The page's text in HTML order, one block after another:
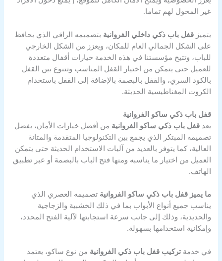
غير المخول لهم تماما.
يتميزقفل باب ذكي داخلي الفروانية بتصميمه الراقي الذي يحافظ
على الشكل الجمالي العام للمكان، ويعزز من الشكل الخارجي
للباب، وتتيح مؤسستنا في هذه الخدمة خيارات أقفال متعددة
للعميل حتى يتمكن من اختيار القفل المناسب وتتنوع بين القفل
بالكود السري، والقفل بالبصمة بالإضافة إلى القفل باستخدام
الكروت المغناطيسية الحديثة.
قفل باب ذكي ساكو الفروانية
يعدقفل باب ذكي ساكو الفروانية من أفضل خيارات الأمان، بفضل
تصميمه المبتكر الذي يجمع بين التكنولوجيا المتقدمة والمتانة
العالية، كما يتوفر بالعديد من آليات الاستخدام الحديثة حتى يتمكن
العميل من اختيار ما يناسبه ومنها فتح الباب بالبصمة أو عبر تطبيق
الهاتف.
ما يميز قفل باب ذكي ساكو الفروانية تصميمه العصري الذي
يناسب جميع أنواع الأبواب بما في ذلك الخشبية والزجاجية
والحديدية، وذلك إلى جانب سرعة استجابتها لآلية الفتح المحدد،
وإمكانية استخدامها بسهولة.
في خدمةتركيب قفل باب ذكي الفروانية من نوع ساكو، يعتمد